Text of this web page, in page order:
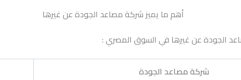
أهم ما يميز شركة مصاعد الجودة عن غيرها
الجودة عن غيرها في السوق المصري :
شركة مصاعد الجودة